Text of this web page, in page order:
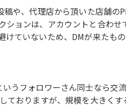
や、代理店から頂いた店舗の
ションは、アカウントと合わせ
けていないため、DMが来たも
うフォロワーさん同士なら交
ておりますが、規模を大きく